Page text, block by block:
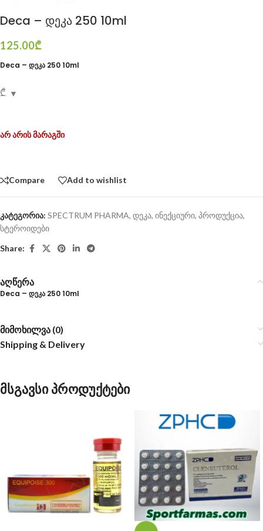
Deca – დეკა 250 10ml
125.00₾
Deca – დეკა 250 10ml
₾
არ არის მარაგში
Compare Add to wishlist
კატეგორია: SPECTRUM PHARMA, დეკა, ინექციური, პროდუქცია,
სტეროიდები
Share:
აღწერა
Deca – დეკა 250 10ml
მიმოხილვა (0)
Shipping & Delivery
მსგავსი პროდუქტები